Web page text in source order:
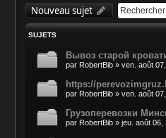
Nouveau sujet
SUJETS
Вывоз старой
par RobertBib » ven. août
https://
par RobertBib » ven. août
Грузоперевозки
par RobertBib » jeu. août 06,